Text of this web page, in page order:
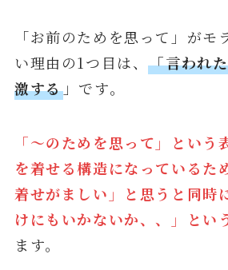
「お前のためを思って」がモ
い理由の1つ目は、「言われ
激する」です。
「～のためを思って」という
を着せる構造になっているた
着せがましい」と思うと同時
けにもいかないか、、」とい
ます。